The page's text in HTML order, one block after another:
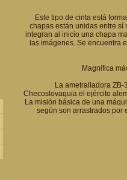
Este tipo de cinta está
chapas están unidas entre sí
integran al inicio una chapa
las imágenes. Se encuentra
Magnifica
La ametralladora
Checoslovaquia el ejército
La misión básica de una
según son arrastrados por